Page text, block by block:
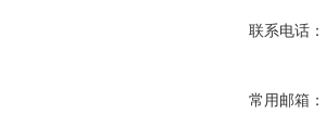
联系电话：
常用邮箱：